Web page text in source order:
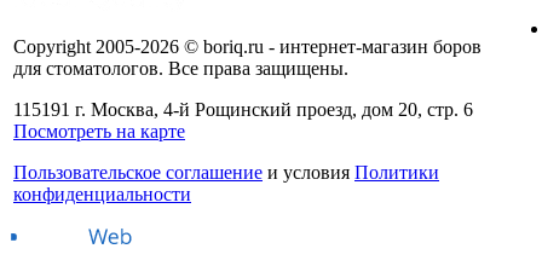
Copyright 2005-2026 © boriq.ru - интернет-магазин боров
для стоматологов. Все права защищены.
115191 г. Москва, 4-й Рощинский проезд, дом 20, стр. 6
Посмотреть на карте
Пользовательское соглашение и условия Политики
конфиденциальности